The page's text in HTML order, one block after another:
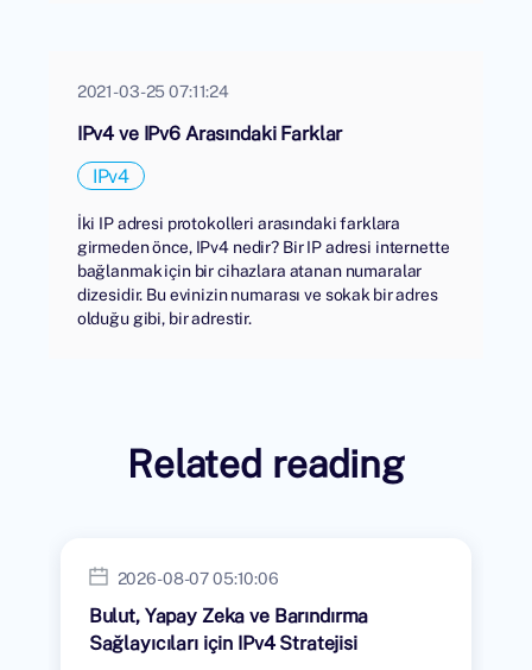
2021-03-25 07:11:24
IPv4 ve IPv6 Arasındaki Farklar
IPv4
İki IP adresi protokolleri arasındaki farklara
girmeden önce, IPv4 nedir? Bir IP adresi internette
bağlanmak için bir cihazlara atanan numaralar
dizesidir. Bu evinizin numarası ve sokak bir adres
olduğu gibi, bir adrestir.
Related reading
2026-08-07 05:10:06
Bulut, Yapay Zeka ve Barındırma
Sağlayıcıları için IPv4 Stratejisi